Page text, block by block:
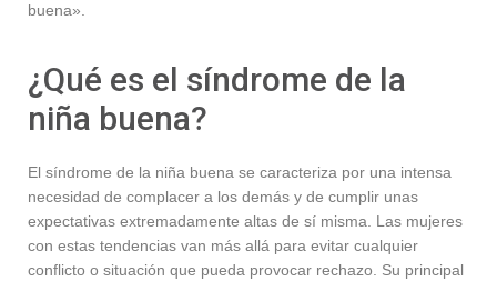
buena».
¿Qué es el síndrome de la
niña buena?
El síndrome de la niña buena se caracteriza por una intensa
necesidad de complacer a los demás y de cumplir unas
expectativas extremadamente altas de sí misma. Las mujeres
con estas tendencias van más allá para evitar cualquier
conflicto o situación que pueda provocar rechazo. Su principal